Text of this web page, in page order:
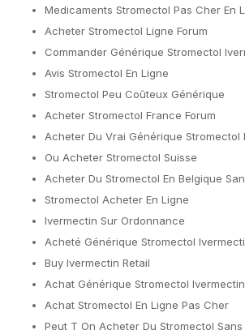
Medicaments Stromectol Pas Cher En
Acheter Stromectol Ligne Forum
Commander Générique Stromectol
Avis Stromectol En Ligne
Stromectol Peu Coûteux Générique
Acheter Stromectol France Forum
Acheter Du Vrai Générique Stromectol
Ou Acheter Stromectol Suisse
Acheter Du Stromectol En Belgique
Stromectol Acheter En Ligne
Ivermectin Sur Ordonnance
Acheté Générique Stromectol
Buy Ivermectin Retail
Achat Générique Stromectol
Achat Stromectol En Ligne Pas Cher
Peut T On Acheter Du Stromectol